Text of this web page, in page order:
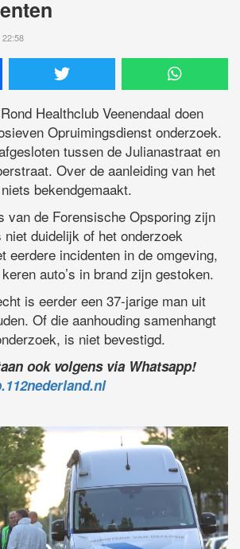
Healthclub Veenendaal doen
Opruimingsdienst onderzoek.
tussen de Julianastraat en
Over de aanleiding van het
bekendgemaakt.
van de Forensische Opsporing zijn
duidelijk of het onderzoek
eerdere incidenten in de omgeving,
auto’s in brand zijn gestoken.
is eerder een 37-jarige man uit
Of die aanhouding samenhangt
is niet bevestigd.
ook volgens via Whatsapp!